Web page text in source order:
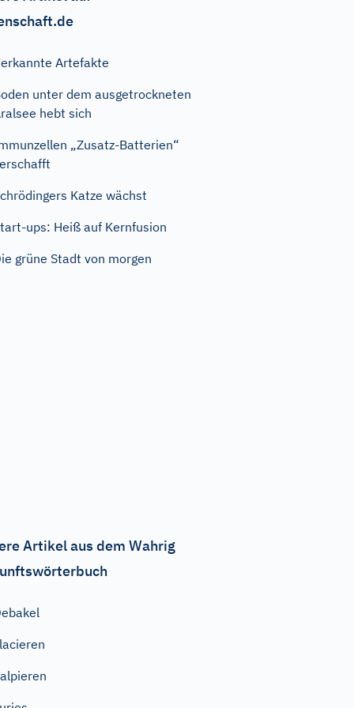
Artefakte
unter dem ausgetrockneten
hebt sich
„Zusatz-Batterien“
Katze wächst
ups: Heiß auf Kernfusion
grüne Stadt von morgen
Artikel aus dem Wahrig